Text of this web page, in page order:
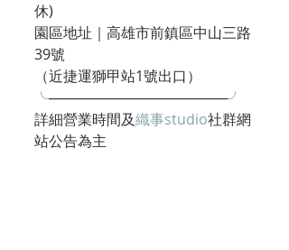
休)
園區地址｜高雄市前鎮區中山三路
39號
（近捷運獅甲站1號出口）
╰──────────────────╯
詳細營業時間及織事studio社群網
站公告為主